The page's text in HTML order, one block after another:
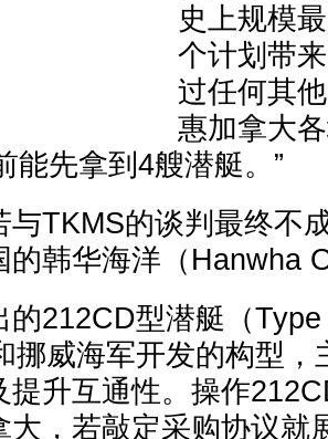
史上规模
个计划带
过任何其
惠加拿大
能先拿到4艘潜艇。”
的谈判最终不
的韩华海洋（Hanwha
型潜艇（Type
挪威海军开发的构型，
提升互通性。操作
大，若敲定采购协议就